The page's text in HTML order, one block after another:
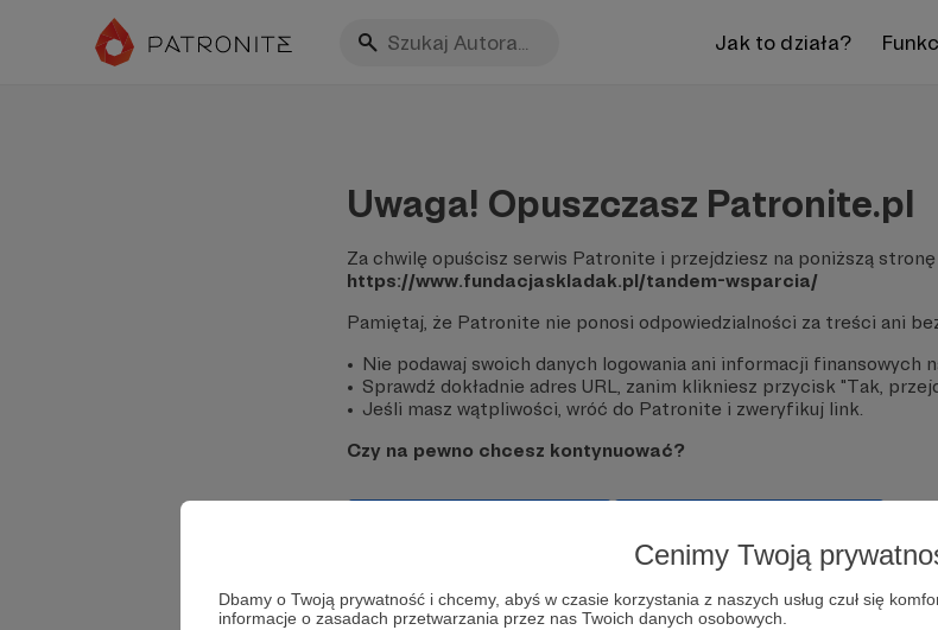
Cenimy Twoją
Dbamy o Twoją prywatność i chcemy, abyś w czasie korzystania z naszych usług czuł się
informacje o zasadach przetwarzania przez nas Twoich danych osobowych.
Jak to działa?
Uwaga! Opuszczasz Patronite.pl
Za chwilę opuścisz serwis Patronite i przejdziesz na poniższą
https://www.fundacjaskladak.pl/tandem-wsparcia/
Pamiętaj, że Patronite nie ponosi odpowiedzialności za treści ani
Nie podawaj swoich danych logowania ani informacji finansowych
Sprawdź dokładnie adres URL, zanim klikniesz przycisk "Tak,
Jeśli masz wątpliwości, wróć do Patronite i zweryfikuj link.
Czy na pewno chcesz kontynuować?